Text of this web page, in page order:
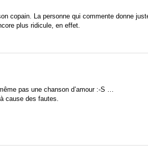
copain. La personne qui commente donne
plus ridicule, en effet.
pas une chanson d’amour :-S …
cause des fautes.